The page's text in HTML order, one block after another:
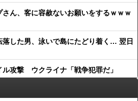
さん、客に容赦ないお願いをするｗｗｗ
落した男、泳いで島にたどり着く… 翌日
ル攻撃 ウクライナ「戦争犯罪だ」